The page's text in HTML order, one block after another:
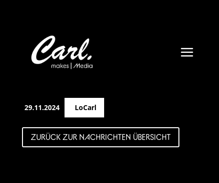
a
29.11.2024 LoCarl
ZURÜCK ZUR NACHRICHTEN ÜBERSICHT